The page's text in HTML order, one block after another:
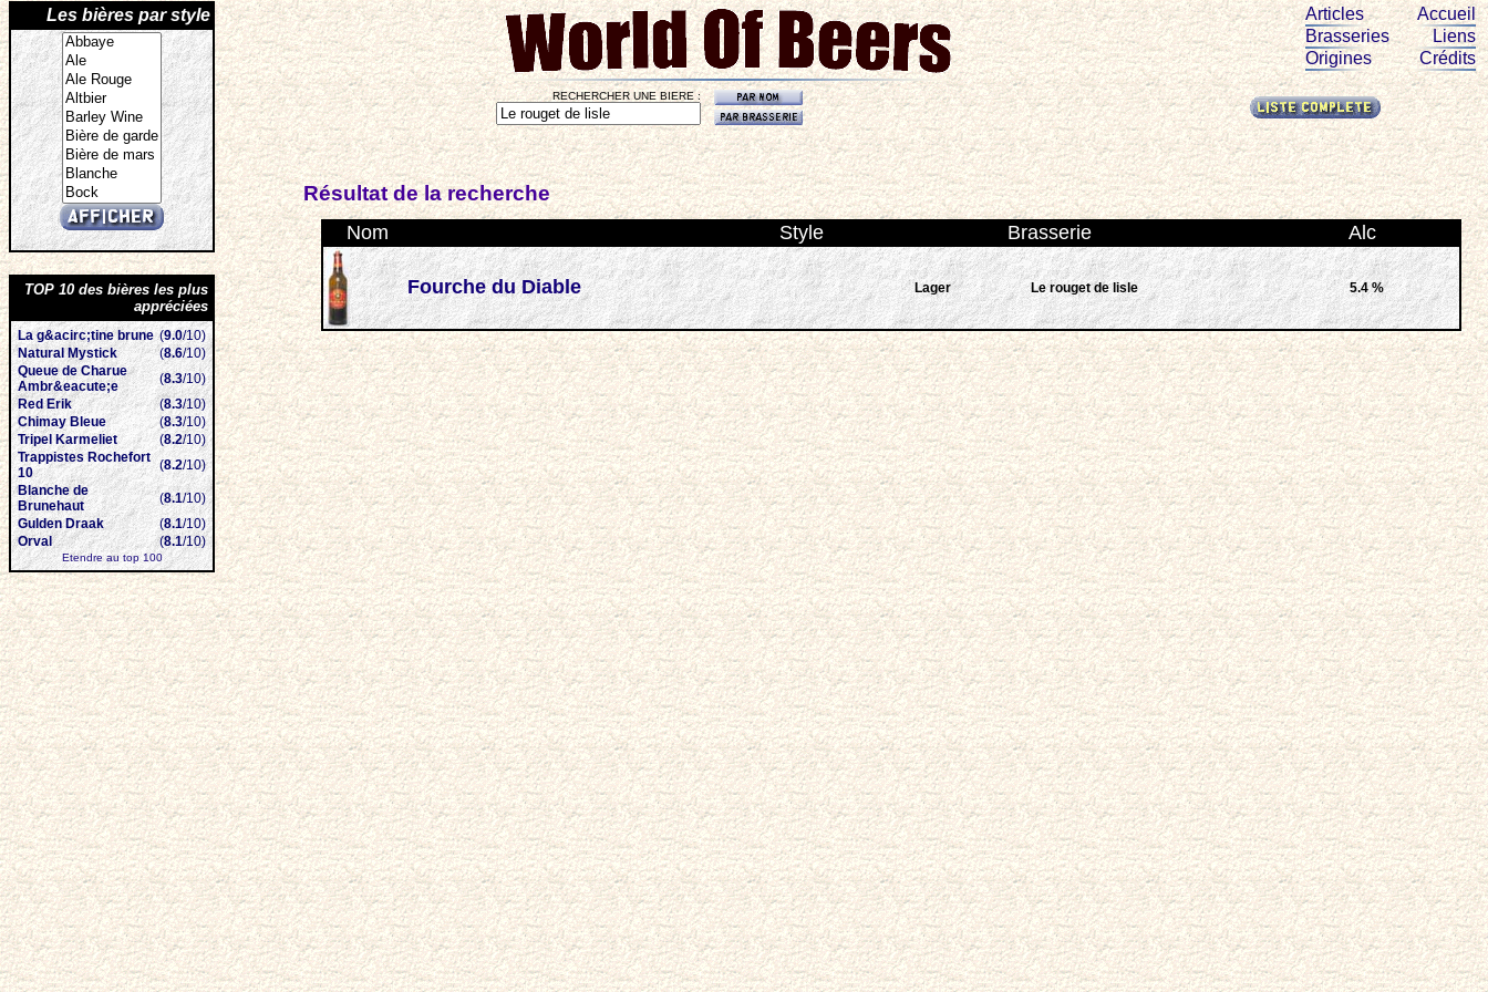
Les bières par style
TOP 10 des bières les plus
appréciées
La g&acirc;tine brune (9.0/10)
Natural Mystick
(8.6/10)
Queue de Charue
Ambr&eacute;e
(8.3/10)
Red Erik
(8.3/10)
Chimay Bleue
(8.3/10)
Tripel Karmeliet
(8.2/10)
Trappistes Rochefort
10
(8.2/10)
Blanche de
Brunehaut
(8.1/10)
Gulden Draak
(8.1/10)
Orval
(8.1/10)
Etendre au top 100
Articles
Brasseries
Origines
Accueil
Liens
Crédits
RECHERCHER UNE BIERE :
Résultat de la recherche
Nom Style Brasserie Alc
Fourche du Diable Lager Le rouget de lisle 5.4 %